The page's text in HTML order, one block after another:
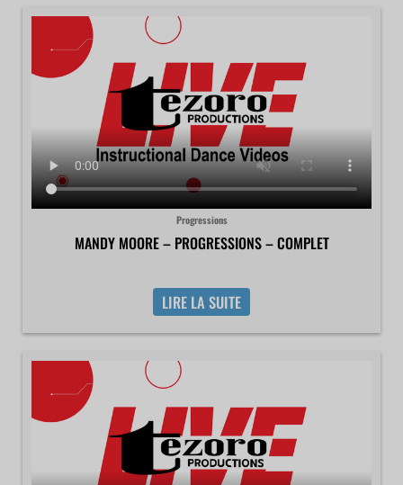
Progressions
MANDY MOORE – PROGRESSIONS – COMPLET
LIRE LA SUITE